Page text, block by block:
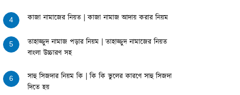
4 কাজা নামাজের নিয়ত | কাজা নামাজ আদায় করার নিয়ম
5
তাহাজ্জুদ নামাজ পড়ার নিয়ম | তাহাজ্জুদ নামাজের নিয়ত
বাংলা উচ্চারণ সহ
6
সাহু সিজদার নিয়ম কি | কি কি ভুলের কারণে সাহু সিজদা
দিতে হয়